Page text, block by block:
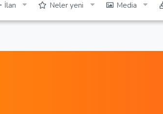
İlan Neler yeni Media